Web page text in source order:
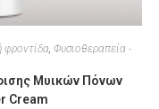
Φυσιοθεραπεία -
Μυικών Πόνων
Cream